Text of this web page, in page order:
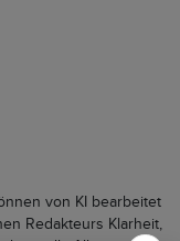
von KI bearbeitet
Redakteurs Klarheit,